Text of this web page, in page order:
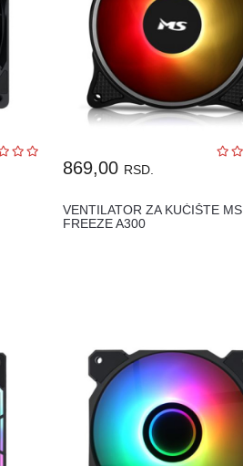
869,00 RSD.
VENTILATOR ZA KUĆIŠTE MS
FREEZE A300